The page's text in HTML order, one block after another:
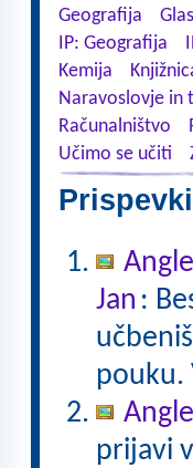
Geografija
IP: Geografija
Kemija
Naravoslovje in
Računalništvo
Učimo se učiti
Jan :
pouku.
prijavi